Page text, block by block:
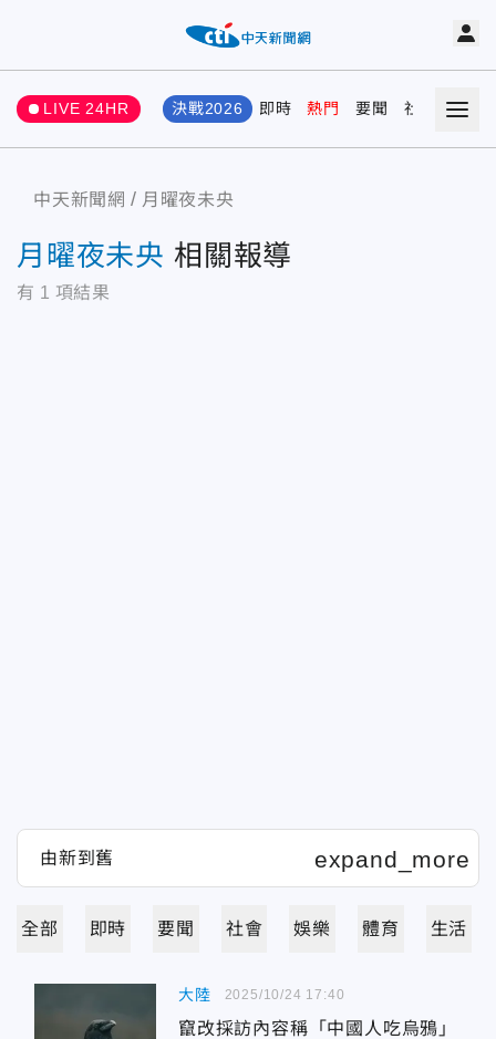
LIVE 24HR 決戰2026 即時 熱門 要聞 社會 娛樂
中天新聞網 月曜夜未央
月曜夜未央 相關報導
有 1 項結果
全部 即時 要聞 社會 娛樂 體育 生活
大陸
竄改採訪內容稱「中國人吃烏鴉」
2025/10/24 17:40